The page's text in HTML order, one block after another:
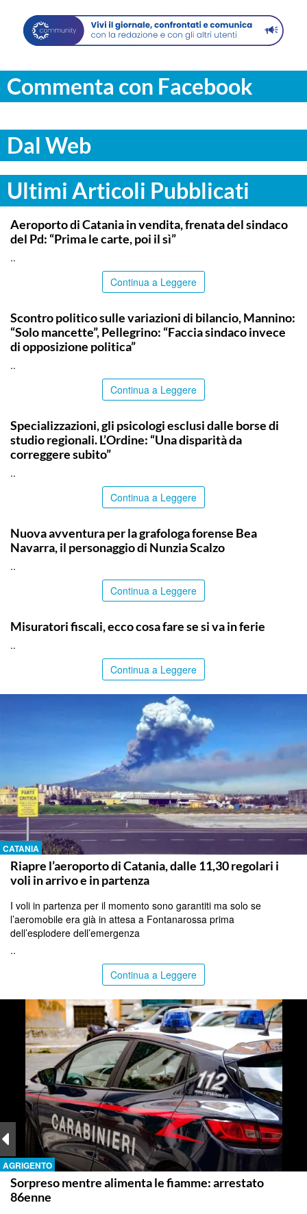
Commenta con Facebook
Dal Web
Ultimi Articoli Pubblicati
CATANIA
Aeroporto di Catania in vendita, frenata del sindaco
del Pd: “Prima le carte, poi il sì”
..
Continua a Leggere
Scontro politico sulle variazioni di bilancio, Mannino:
“Solo mancette”, Pellegrino: “Faccia sindaco invece
di opposizione politica”
..
Continua a Leggere
Specializzazioni, gli psicologi esclusi dalle borse di
studio regionali. L’Ordine: “Una disparità da
correggere subito”
..
Continua a Leggere
Nuova avventura per la grafologa forense Bea
Navarra, il personaggio di Nunzia Scalzo
..
Continua a Leggere
Misuratori fiscali, ecco cosa fare se si va in ferie
..
Continua a Leggere
CATANIA
Riapre l’aeroporto di Catania, dalle 11,30 regolari i
voli in arrivo e in partenza
I voli in partenza per il momento sono garantiti ma solo se
l’aeromobile era già in attesa a Fontanarossa prima
dell’esplodere dell’emergenza
..
Continua a Leggere
AGRIGENTO
Sorpreso mentre alimenta le fiamme: arrestato
86enne